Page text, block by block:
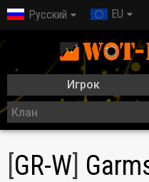
Русский EU
Игрок
GR-W